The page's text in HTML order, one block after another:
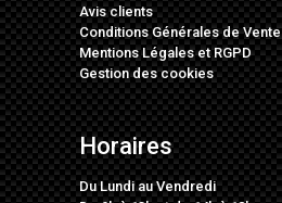
Avis clients
Conditions Générales de Vente
Mentions LégalesetRGPD
Gestion des cookies
Horaires
Du Lundi au Vendredi